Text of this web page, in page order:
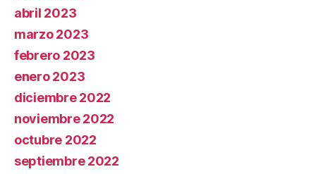
abril 2023
marzo 2023
febrero 2023
enero 2023
diciembre 2022
noviembre 2022
octubre 2022
septiembre 2022